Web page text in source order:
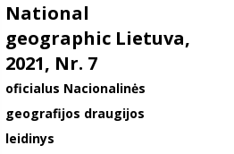
National
geographic Lietuva,
2021, Nr. 7
oficialus Nacionalinės
geografijos draugijos
leidinys